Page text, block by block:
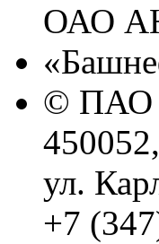
© ПАО
ул.
+7